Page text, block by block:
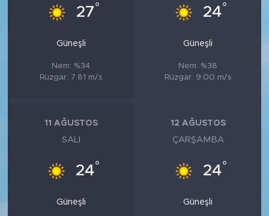
27°
Güneşli
Nem: %34
Rüzgar: 7.81 m/s
24°
Güneşli
Nem: %38
Rüzgar: 9.00 m/s
11 AĞUSTOS
SALI
24°
Güneşli
12 AĞUSTOS
ÇARŞAMBA
24°
Güneşli